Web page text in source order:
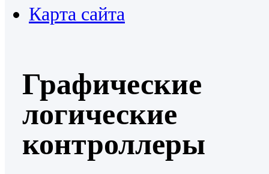
Карта сайта
Графические
логические
контроллеры